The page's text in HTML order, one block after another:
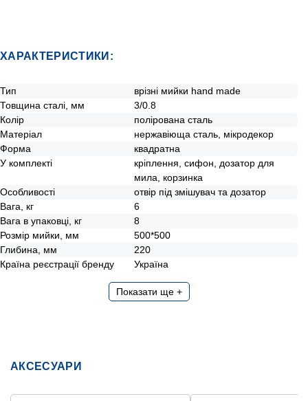
ХАРАКТЕРИСТИКИ:
Тип
врізні мийки hand made
Товщина сталі, мм
3/0.8
Колір
полірована сталь
Матеріал
нержавіюща сталь, мікродекор
Форма
квадратна
У комплекті
кріплення, сифон, дозатор для
мила, корзинка
Особливості
отвір під змішувач та дозатор
Вага, кг
6
Вага в упаковці, кг
8
Розмір мийки, мм
500*500
Глибина, мм
220
Країна реєстрації бренду
Україна
Показати ще +
АКСЕСУАРИ